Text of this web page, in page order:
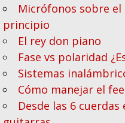
Micrófonos sobre el
principio
El rey don piano
Fase vs polaridad
Sistemas
Cómo manejar el
Desde las 6